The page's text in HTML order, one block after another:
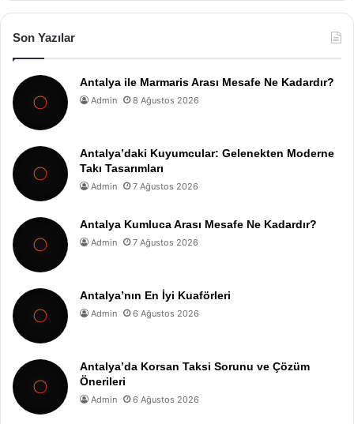
Son Yazılar
Antalya ile Marmaris Arası Mesafe Ne Kadardır?
Admin 8 Ağustos 2026
Antalya’daki Kuyumcular: Gelenekten Moderne
Takı Tasarımları
Admin 7 Ağustos 2026
Antalya Kumluca Arası Mesafe Ne Kadardır?
Admin 7 Ağustos 2026
Antalya’nın En İyi Kuaförleri
Admin 6 Ağustos 2026
Antalya’da Korsan Taksi Sorunu ve Çözüm
Önerileri
Admin 6 Ağustos 2026